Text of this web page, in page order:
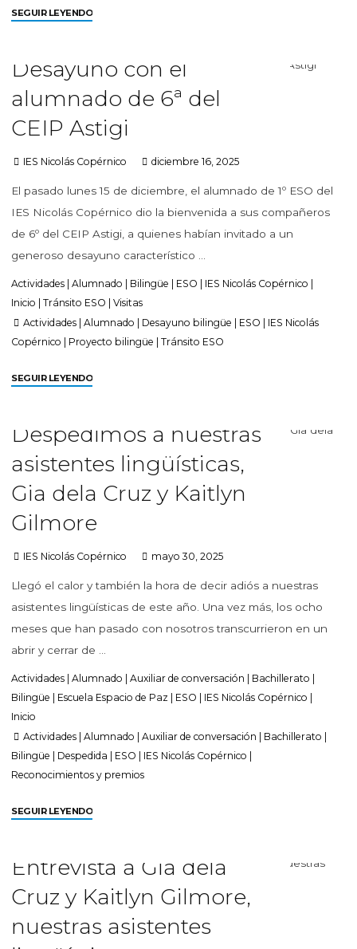
SEGUIR LEYENDO
Desayuno con el
alumnado de 6ª del
CEIP Astigi
IES Nicolás Copérnico diciembre 16, 2025
El pasado lunes 15 de diciembre, el alumnado de 1º ESO del
IES Nicolás Copérnico dio la bienvenida a sus compañeros
de 6º del CEIP Astigi, a quienes habían invitado a un
generoso desayuno característico …
Actividades Alumnado Bilingüe ESO IES Nicolás Copérnico
Inicio
Tránsito ESO
Visitas
Actividades |Alumnado Desayuno bilingüe ESO
IES Nicolás
Copérnico
Proyecto bilingüe |Tránsito ESO
SEGUIR LEYENDO
Despedimos a nuestras
asistentes lingüísticas,
Gia dela Cruz y Kaitlyn
Gilmore
IES Nicolás Copérnico mayo 30, 2025
Llegó el calor y también la hora de decir adiós a nuestras
asistentes lingüísticas de este año. Una vez más, los ocho
meses que han pasado con nosotros transcurrieron en un
abrir y cerrar de …
Actividades Alumnado Auxiliar de conversación Bachillerato
Bilingüe
Escuela Espacio de Paz ESO IES Nicolás Copérnico
Inicio
Actividades |Alumnado |Auxiliar de conversación Bachillerato
Bilingüe
Despedida ESO IES Nicolás Copérnico
Reconocimientos y premios
SEGUIR LEYENDO
Entrevista a Gia dela
Cruz y Kaitlyn Gilmore,
nuestras asistentes